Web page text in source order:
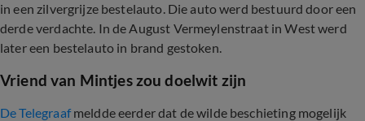
in een zilvergrijze bestelauto. Die auto werd bestuurd door een
derde verdachte. In de August Vermeylenstraat in West werd
later een bestelauto in brand gestoken.
Vriend van Mintjes zou doelwit zijn
De Telegraafmeldde eerder dat de wilde beschieting mogelijk